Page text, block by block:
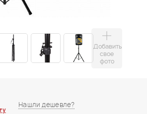
Добавить
свое
фото
Нашли дешевле?